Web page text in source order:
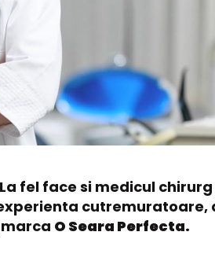
fel face si medicul chirurg
cutremuratoare,
O Seara Perfecta.